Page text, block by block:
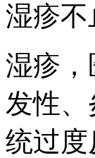
湿疹不
湿疹
发性
统过